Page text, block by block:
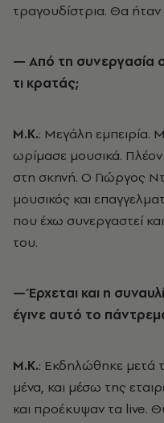
τραγουδίστρια. Θα ήταν
— Από τη συνεργασία
τι κρατάς;
Μ.Κ.: Μεγάλη
ωρίμασε μουσικά.
στη σκηνή. Ο Γιώργος
μουσικός και
που έχω συνεργαστεί
του.
— Έρχεται και η
έγινε αυτό το
Μ.Κ.: Εκδηλώθηκε μετά
μένα, και μέσω της
και προέκυψαν τα live.